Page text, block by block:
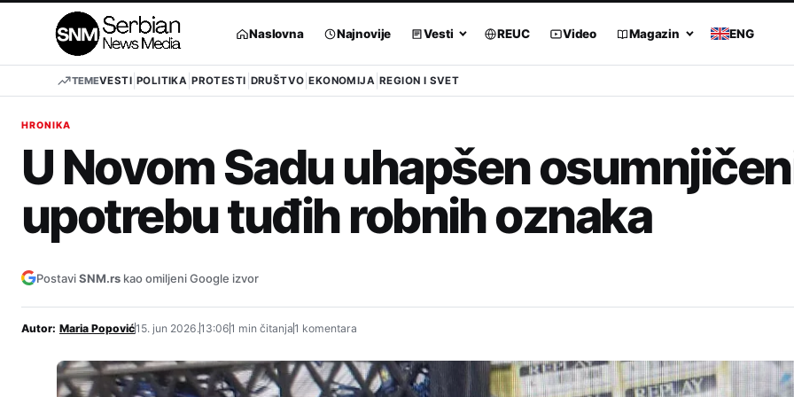
Naslovna Najnovije Vesti REUC Video Magazin ENG
TEMEVESTI POLITIKA PROTESTI DRUŠTVO EKONOMIJA REGION I SVET
HRONIKA
U Novom Sadu uhapšen
upotrebu tuđih robnih oznaka
PostaviSNM.rs kao omiljeni Google izvor
Autor: Maria Popović15. jun 2026.13:061 min čitanja1 komentara